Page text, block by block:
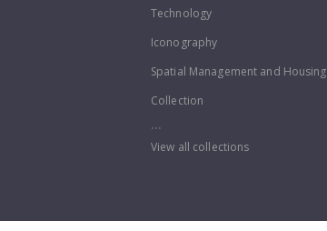
Technology
Iconography
Spatial Management and Housing
Collection
...
View all collections